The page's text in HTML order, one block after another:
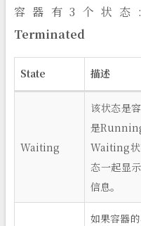
容器有3个状
Terminated
State 描述
Waiting
该状态是
是
Waiting状
态一起显
信息。
如果容器